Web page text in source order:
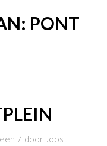
PONT
/ door Joost